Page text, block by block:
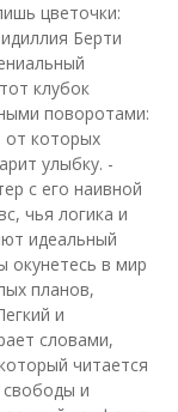
цветочки:
Берти
клубок
поворотами:
от которых
улыбку. -
с его наивной
чья логика и
идеальный
окунетесь в мир
планов,
и
словами,
читается
и